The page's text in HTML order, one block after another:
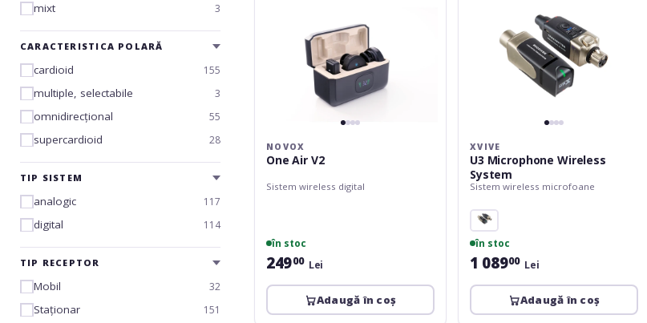
mixt 3
CARACTERISTICA POLARĂ
cardioid 155
multiple, selectabile 3
omnidirecțional 55
supercardioid 28
TIP SISTEM
analogic 117
digital 114
TIP RECEPTOR
Mobil 32
Staționar 151
NOVOX
One Air V2
Sistem wireless digital
în stoc
24900 Lei
Adaugă în coș
XVIVE
U3 Microphone Wireless
System
Sistem wireless microfoane
în stoc
1 08900 Lei
Adaugă în coș